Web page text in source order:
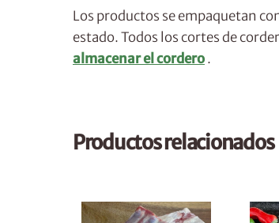
Los productos se empaquetan
estado. Todos los cortes de
almacenar el cordero.
Productos relacionados